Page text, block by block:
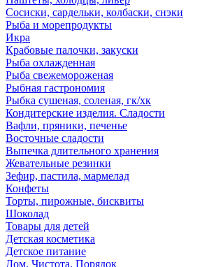
Сосиски, сардельки, колбаски, снэки
Рыба и морепродукты
Икра
Крабовые палочки, закуски
Рыба охлажденная
Рыба свежемороженая
Рыбная гастрономия
Рыбка сушеная, соленая, гк/хк
Кондитерские изделия. Сладости
Вафли, пряники, печенье
Восточные сладости
Выпечка длительного хранения
Жевательные резинки
Зефир, пастила, мармелад
Конфеты
Торты, пирожные, бисквиты
Шоколад
Товары для детей
Детская косметика
Детское питание
Дом. Чистота. Порядок